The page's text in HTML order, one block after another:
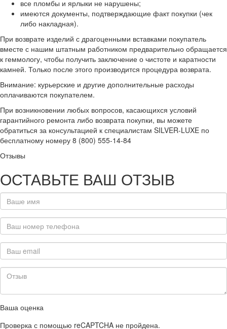
все пломбы и ярлыки не нарушены;
имеются документы, подтверждающие факт покупки (чек
либо накладная).
При возврате изделий с драгоценными вставками покупатель
вместе с нашим штатным работником предварительно обращается
к геммологу, чтобы получить заключение о чистоте и каратности
камней. Только после этого производится процедура возврата.
Внимание: курьерские и другие дополнительные расходы
оплачиваются покупателем.
При возникновении любых вопросов, касающихся условий
гарантийного ремонта либо возврата покупки, вы можете
обратиться за консультацией к специалистам SILVER-LUXE по
бесплатному номеру 8 (800) 555-14-84
Отзывы
ОСТАВЬТЕ ВАШ ОТЗЫВ
Ваша оценка
Проверка с помощью reCAPTCHA не пройдена.